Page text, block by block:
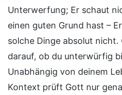
Unterwerfung; Er schaut
einen guten Grund hast –
solche Dinge absolut
darauf, ob du unterwürfig
Unabhängig von deinem
Kontext prüft Gott nur